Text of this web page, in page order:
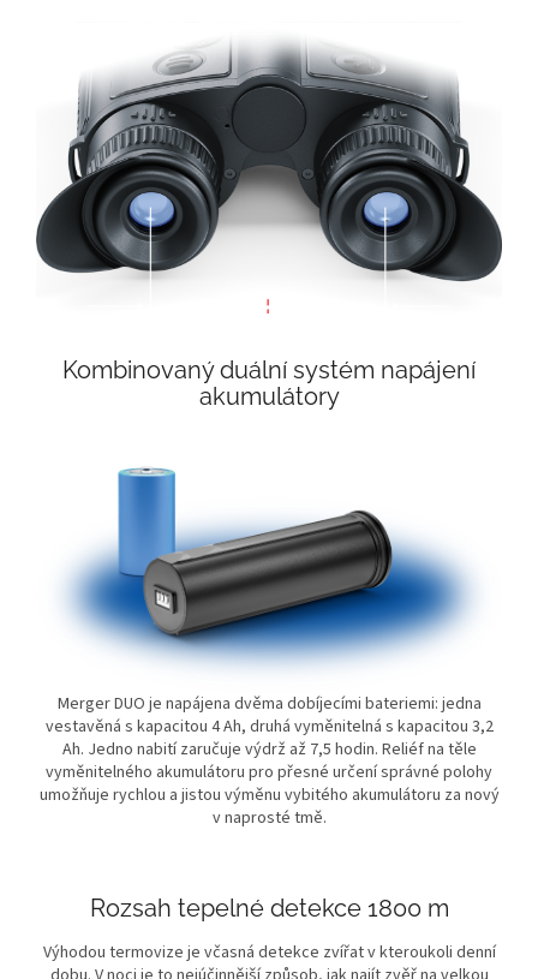
Kombinovaný duální systém napájení
akumulátory
Merger DUO je napájena dvěma dobíjecími bateriemi: jedna
vestavěná s kapacitou 4 Ah, druhá vyměnitelná s kapacitou 3,2
Ah. Jedno nabití zaručuje výdrž až 7,5 hodin. Reliéf na těle
vyměnitelného akumulátoru pro přesné určení správné polohy
umožňuje rychlou a jistou výměnu vybitého akumulátoru za nový
v naprosté tmě.
Rozsah tepelné detekce 1800 m
Výhodou termovize je včasná detekce zvířat v kteroukoli denní